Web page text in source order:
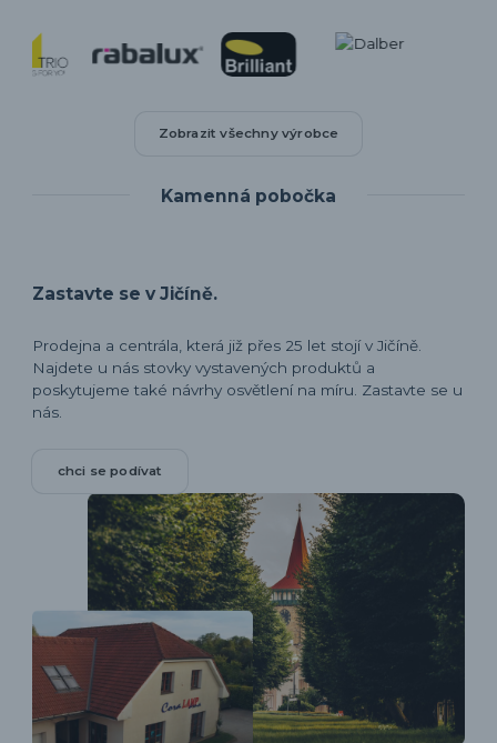
Zobrazit všechny výrobce
Kamenná pobočka
Zastavte se v Jičíně.
Prodejna a centrála, která již přes 25 let stojí v Jičíně.
Najdete u nás stovky vystavených produktů a
poskytujeme také návrhy osvětlení na míru. Zastavte se u
nás.
chci se podívat